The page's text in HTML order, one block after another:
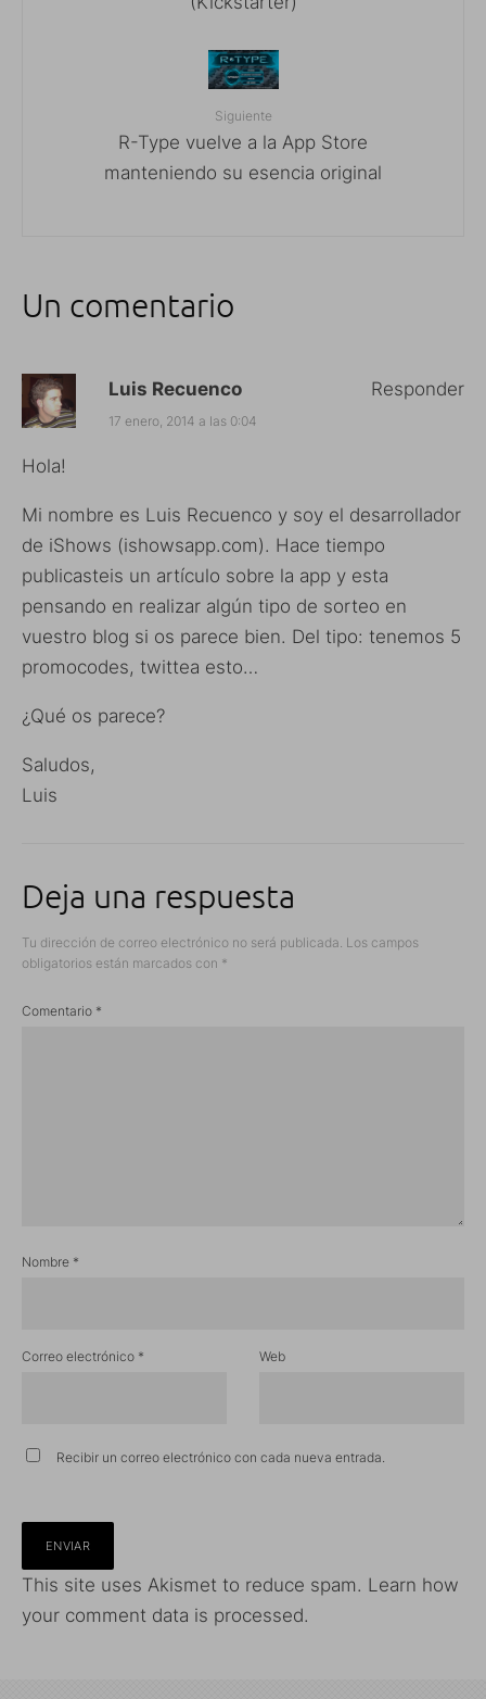
Siguiente
R-Type vuelve a la App Store
manteniendo su esencia original
Un comentario
Luis Recuenco
17 enero, 2014 a las 0:04
Hola!
Mi nombre es Luis Recuenco y soy el desarrollador
de iShows (ishowsapp.com). Hace tiempo
publicasteis un artículo sobre la app y esta
pensando en realizar algún tipo de sorteo en
vuestro blog si os parece bien. Del tipo: tenemos 5
promocodes, twittea esto…
¿Qué os parece?
Saludos,
Luis
Responder
Deja una respuesta
Tu dirección de correo electrónico no será publicada. Los campos
obligatorios están marcados con *
Comentario *
Nombre *
Correo electrónico * Web
Recibir un correo electrónico con cada nueva entrada.
This site uses Akismet to reduce spam. Learn how
your comment data is processed.